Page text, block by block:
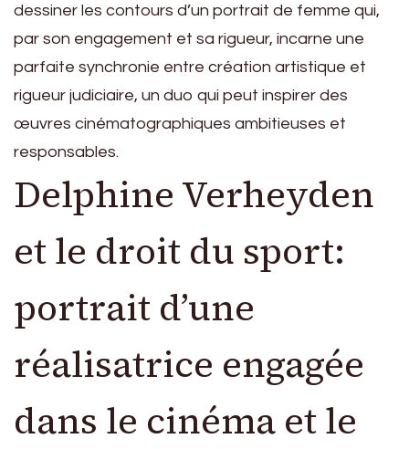
dessiner les contours d’un portrait de femme qui,
par son engagement et sa rigueur, incarne une
parfaite synchronie entre création artistique et
rigueur judiciaire, un duo qui peut inspirer des
œuvres cinématographiques ambitieuses et
responsables.
Delphine Verheyden
et le droit du sport:
portrait d’une
réalisatrice engagée
dans le cinéma et le